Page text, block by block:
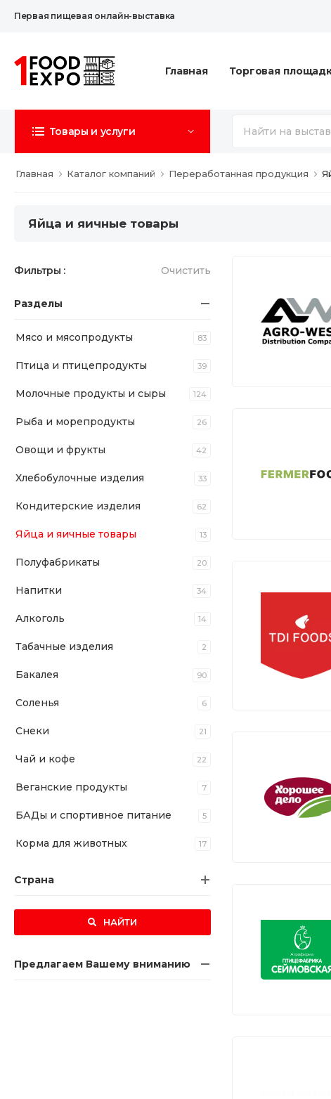
Первая пищевая онлайн-выставка
Главная Торговая
Товары и услуги
Главная Каталог компаний Переработанная продукция
Яйца и яичные товары
Фильтры : Очистить
Разделы
Мясо и мясопродукты 83
Птица и птицепродукты 39
Молочные продукты и сыры 124
Рыба и морепродукты 26
Овощи и фрукты 42
Хлебобулочные изделия 33
Кондитерские изделия 62
Яйца и яичные товары 13
Полуфабрикаты 20
Напитки 34
Алкоголь 14
Табачные изделия 2
Бакалея 90
Соленья 6
Снеки 21
Чай и кофе 22
Веганские продукты 7
БАДы и спортивное питание 5
Корма для животных 17
Страна
НАЙТИ
Предлагаем Вашему вниманию